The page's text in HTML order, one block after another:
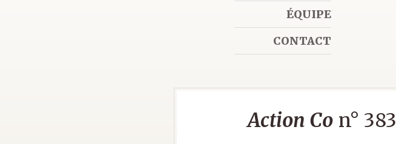
ÉQUIPE
CONTACT
Action Co n° 383